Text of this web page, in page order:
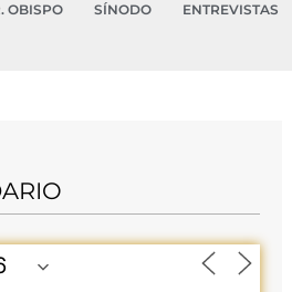
OBISPO SÍNODO
ENTREVISTAS